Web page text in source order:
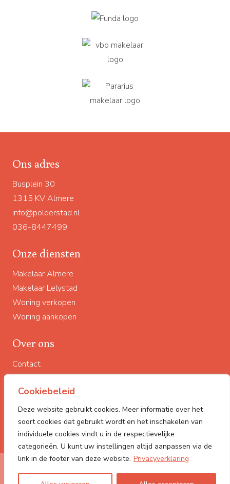
Cookiebeleid
Deze website gebruikt cookies. Meer informatie over het
soort cookies dat gebruikt wordt en het inschakelen van
individuele cookies vindt u in de respectievelijke
categorieën. U kunt uw instellingen altijd aanpassen via de
link in de footer van deze website. Privacyverklaring
Ons adres
Busplein 30
1315 KV Almere
info@polderstad.nl
036-8447499
Onze diensten
Makelaar Almere
Makelaar Lelystad
Woning verkopen
Woning aankopen
Over ons
Contact
Privacyverklaring
Woningaanbod
Algemene Voorwaarden